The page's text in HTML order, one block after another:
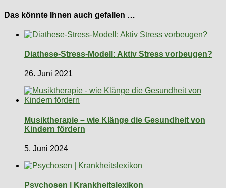
Das könnte Ihnen auch gefallen …
Diathese-Stress-Modell: Aktiv Stress vorbeugen?
26. Juni 2021
Musiktherapie – wie Klänge die Gesundheit von
Kindern fördern
5. Juni 2024
Psychosen | Krankheitslexikon